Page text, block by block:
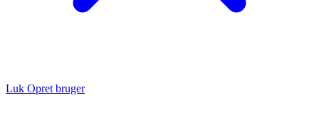
Luk Opret bruger